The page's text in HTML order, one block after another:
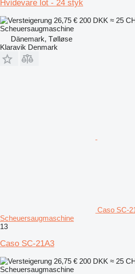
Hvidevare lot - 24 styk
26,75 € 200 DKK ≈ 25
Scheuersaugmaschine
Dänemark, Tølløse
Klaravik Denmark
Caso SC-
Scheuersaugmaschine
13
Caso SC-21A3
26,75 € 200 DKK ≈ 25
Scheuersaugmaschine